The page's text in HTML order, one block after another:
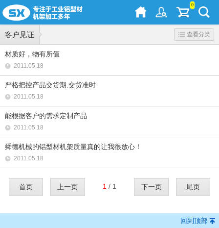
0
客户见证 查看分类
材质好，物有所值
2011.05.18
严格把控产品交货期,交货准时
2011.05.18
能根据客户的需求定制产品
2011.05.18
舜德机械的铝型材机架质量真的让我很放心！
2011.05.18
首页 上一页 1 / 1 下一页 尾页
回到顶部